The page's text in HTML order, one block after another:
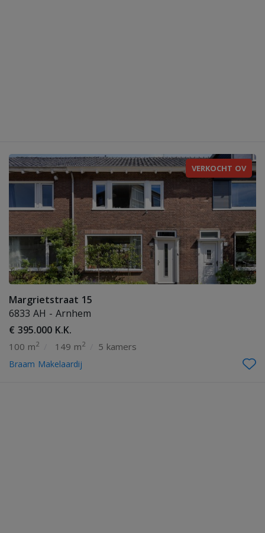
VERKOCHT OV
Margrietstraat 15
6833 AH - Arnhem
€ 395.000 K.K.
100 m 2 149 m 2 5 kamers
Braam Makelaardij